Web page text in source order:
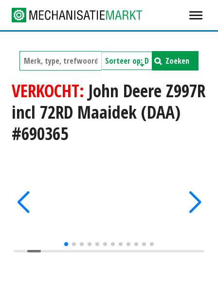
Zoeken
VERKOCHT: John Deere Z997R
incl 72RD Maaidek (DAA)
#690365